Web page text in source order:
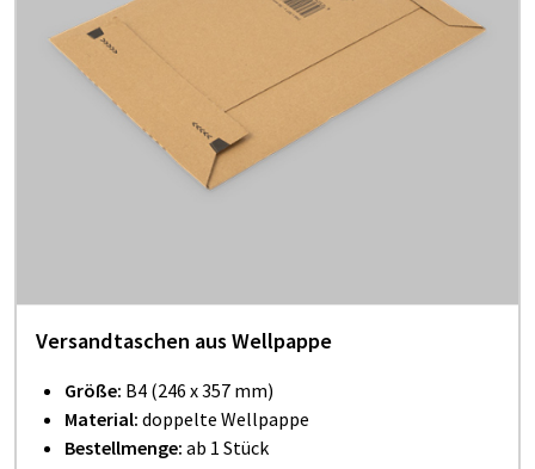
Versandtaschen aus Wellpappe
Größe: B4 (246 x 357 mm)
Material: doppelte Wellpappe
Bestellmenge: ab 1 Stück